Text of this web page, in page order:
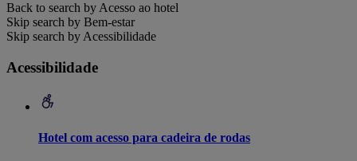
Back to search by Acesso ao hotel
Skip search by Bem-estar
Skip search by Acessibilidade
Acessibilidade
Hotel com acesso para cadeira de rodas